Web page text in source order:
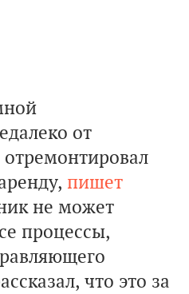
от
отремонтировал
пишет
не может
процессы,
что это за